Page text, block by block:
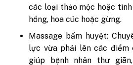
các loại thảo mộc hoặc
hồng, hoa cúc hoặc gừng.
Massage bấm huyệt:
lực vừa phải lên các điểm
giúp bệnh nhân thư